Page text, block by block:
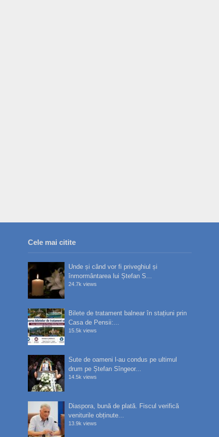
Cele mai citite
Unde și când vor fi priveghiul și
înmormântarea lui Ștefan S...
24.7k views
Bilete de tratament balnear în stațiuni prin
Casa de Pensii:...
15.5k views
Sute de oameni l-au condus pe ultimul
drum pe Ștefan Sîngeor...
14.5k views
Diaspora, bună de plată. Fiscul verifică
veniturile obținute...
13.9k views